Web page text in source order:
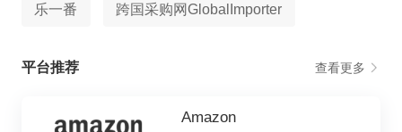
乐一番 跨国采购网GlobalImporter
平台推荐 查看更多
Amazon